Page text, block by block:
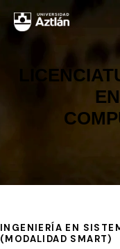
INGENIERÍA EN
(MODALIDAD SMART)